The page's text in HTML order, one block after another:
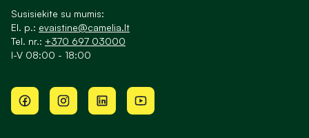
Susisiekite su mumis:
El. p.: evaistine@camelia.lt
Tel. nr.: +370 697 03000
I-V 08:00 - 18:00